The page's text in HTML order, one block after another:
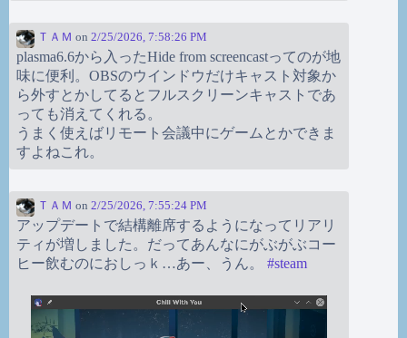
ＴＡＭ on 2/25/2026, 7:58:26 PM
plasma6.6から入ったHide from screencastってのが地
味に便利。OBSのウインドウだけキャスト対象か
ら外すとかしてるとフルスクリーンキャストであ
っても消えてくれる。
うまく使えばリモート会議中にゲームとかできま
すよねこれ。
ＴＡＭ on 2/25/2026, 7:55:24 PM
アップデートで結構離席するようになってリアリ
ティが増しました。だってあんなにがぶがぶコー
ヒー飲むのにおしっｋ…あー、うん。 #steam